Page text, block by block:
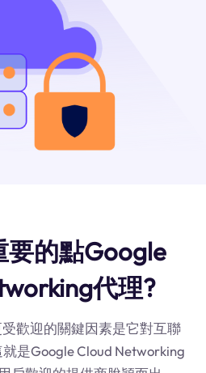
要的點Google
代理?
受歡迎的關鍵因素是它對互聯
是Google Cloud Networking